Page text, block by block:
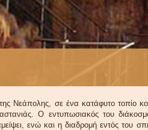
Νεάπολης, σε ένα κατάφυτο τοπίο
Ο εντυπωσιακός του
ενώ και η διαδρομή εντός του